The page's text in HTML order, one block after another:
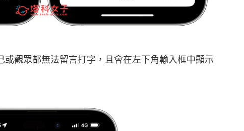
觀眾都無法留言打字，且會在左下角輸入框中顯示